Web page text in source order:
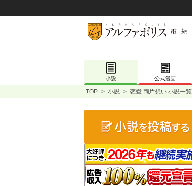
小説 公式漫画
TOP > 小説 > 恋愛 両片想い 小説一覧